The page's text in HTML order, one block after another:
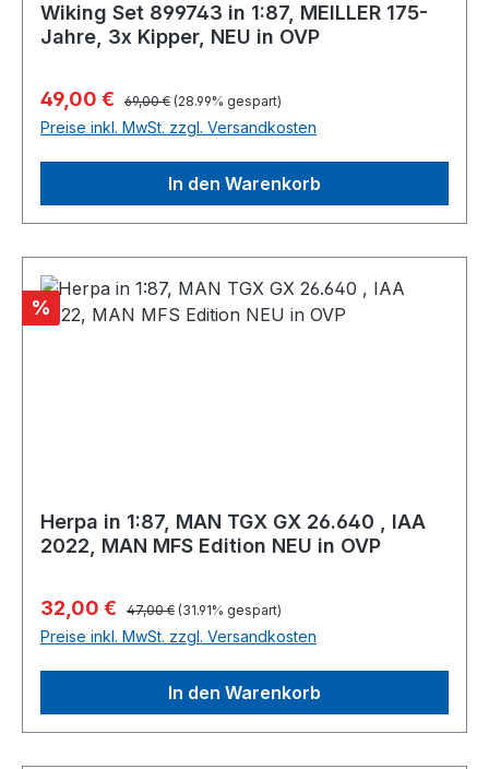
Wiking Set 899743 in 1:87, MEILLER 175-
Jahre, 3x Kipper, NEU in OVP
Verkaufspreis:
49,00 € Regulärer Preis:
69,00 € (28.99% gespart)
Preise inkl. MwSt. zzgl. Versandkosten
In den Warenkorb
Rabatt
%
Herpa in 1:87, MAN TGX GX 26.640 , IAA
2022, MAN MFS Edition NEU in OVP
Verkaufspreis:
32,00 € Regulärer Preis:
47,00 € (31.91% gespart)
Preise inkl. MwSt. zzgl. Versandkosten
In den Warenkorb